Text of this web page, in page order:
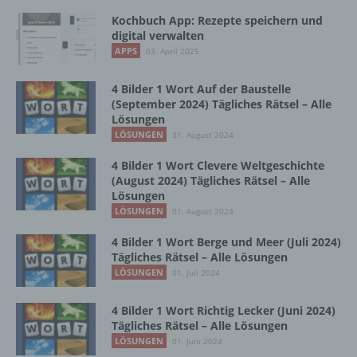
Kochbuch App: Rezepte speichern und
digital verwalten
APPS 03. April 2025
4 Bilder 1 Wort Auf der Baustelle
(September 2024) Tägliches Rätsel – Alle
Lösungen
LÖSUNGEN 31. August 2024
4 Bilder 1 Wort Clevere Weltgeschichte
(August 2024) Tägliches Rätsel – Alle
Lösungen
LÖSUNGEN 01. August 2024
4 Bilder 1 Wort Berge und Meer (Juli 2024)
Tägliches Rätsel – Alle Lösungen
LÖSUNGEN 01. Juli 2024
4 Bilder 1 Wort Richtig Lecker (Juni 2024)
Tägliches Rätsel – Alle Lösungen
LÖSUNGEN 01. Juni 2024
Datenschutzgesetze und anderer Bestimmungen
mit datenschutzrechtlichem Charakter ist die:
InnoMobile GmbH
Schlehenweg 20
18069 Lambrechtshagen
Cookies / SessionStorage / LocalStorage
Die Internetseiten verwenden teilweise so
genannte Cookies, LocalStorage und
SessionStorage. Dies dient dazu, unser Angebot
machen. Local Storage und SessionStorage ist
eine Technologie, mit welcher ihr Browser Daten
auf Ihrem Computer oder mobilen Gerät